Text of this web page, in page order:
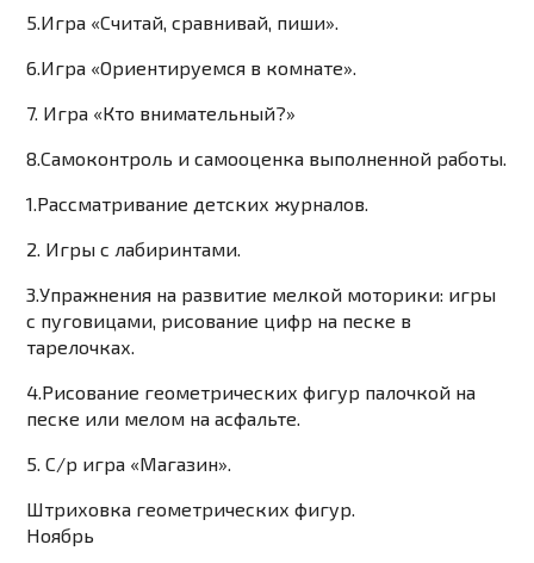
5.Игра «Считай, сравнивай, пиши».
6.Игра «Ориентируемся в комнате».
7. Игра «Кто внимательный?»
8.Самоконтроль и самооценка выполненной работы.
1.Рассматривание детских журналов.
2. Игры с лабиринтами.
3.Упражнения на развитие мелкой моторики: игры
с пуговицами, рисование цифр на песке в
тарелочках.
4.Рисование геометрических фигур палочкой на
песке или мелом на асфальте.
5. С/р игра «Магазин».
Штриховка геометрических фигур.
Ноябрь